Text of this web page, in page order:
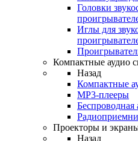
Головки
Иглы для
Компактные аудио
Назад
Компактные
MP3-плееры
Беспроводная
Проекторы и
Назад